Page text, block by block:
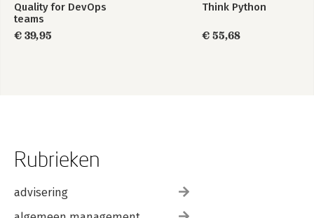
Quality for DevOps
teams
€ 39,95
Think Python
€ 55,68
Rubrieken
advisering